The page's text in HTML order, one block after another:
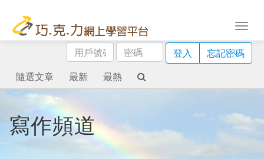
用
戶
號
碼
密
碼
登入
忘記密碼
隨選文章
最新 最熱
寫作頻道